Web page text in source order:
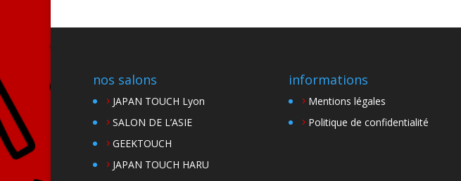
nos salons
JAPAN TOUCH Lyon
SALON DE L’ASIE
GEEKTOUCH
JAPAN TOUCH HARU
informations
Mentions légales
Politique de confidentialité